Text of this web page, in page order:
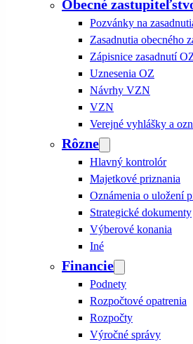
Obecné
Pozvánky na
Zasadnutia obecného
Zápisnice zasadnutí
Uznesenia OZ
Návrhy VZN
VZN
Verejné vyhlášky a
Rôzne
Hlavný kontrolór
Majetkové priznania
Oznámenia o uložení
Strategické dokumenty
Výberové konania
Iné
Financie
Podnety
Rozpočtové opatrenia
Rozpočty
Výročné správy